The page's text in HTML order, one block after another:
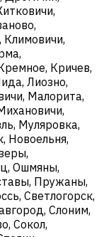
Климовичи,
Кричев,
Лиозно,
Малорита,
Муляровка,
Новоельня,
Ошмяны,
Пружаны,
Светлогорск,
Слоним,
Сокол,